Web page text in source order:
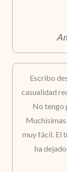
Escribo
casualidad
No tengo
muy fácil. El
ha